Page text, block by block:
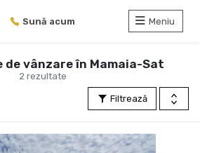
Sună acum Meniu
2 rezultate
vânzare în Mamaia-Sat
Filtrează